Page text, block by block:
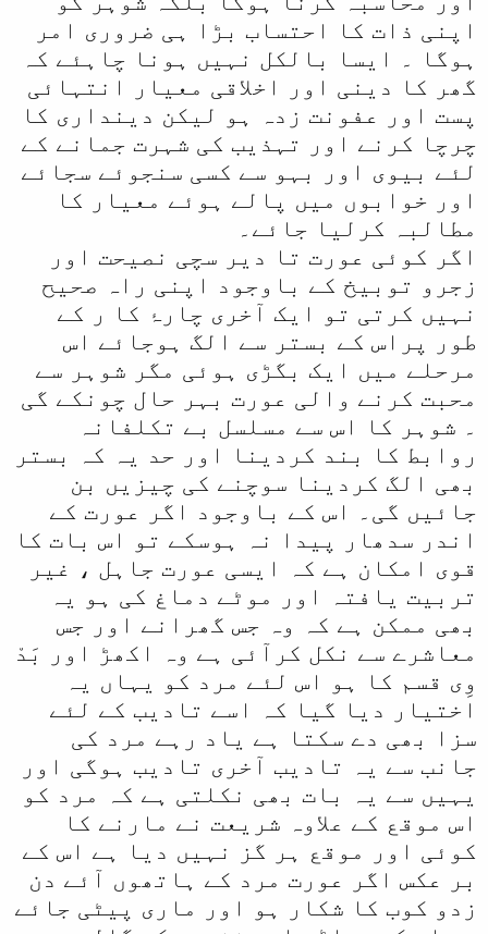
اپنی ذات کا احتساب بڑا ہی ضروری امر
ہوگا ۔ ایسا بالکل نہیں ہونا چاہئے کہ
گھر کا دینی اور اخلاقی معیار انتہائی
پست اور عفونت زدہ ہو لیکن دینداری کا
چرچا کرنے اور تہذیب کی شہرت جمانے کے
لئے بیوی اور بہو سے کسی سنجوئے سجائے
اور خوابوں میں پالے ہوئے معیار کا
مطالبہ کرلیا جائے۔
اگر کوئی عورت تا دیر سچی نصیحت اور
زجرو توبیخ کے باوجود اپنی راہ صحیح
نہیں کرتی تو ایک آخری چارۂ کا ر کے
طور پراس کے بستر سے الگ ہوجائے اس
مرحلے میں ایک بگڑی ہوئی مگر شوہر سے
محبت کرنے والی عورت بہر حال چونکے گی
۔ شوہر کا اس سے مسلسل بے تکلفانہ
روابط کا بند کردینا اور حد یہ کہ بستر
بھی الگ کردینا سوچنے کی چیزیں بن
جائیں گی۔ اس کے باوجود اگر عورت کے
اندر سدھار پیدا نہ ہوسکے تو اس بات کا
قوی امکان ہے کہ ایسی عورت جاہل ، غیر
تربیت یافتہ اور موٹے دماغ کی ہو یہ
بھی ممکن ہے کہ وہ جس گھرانے اور جس
معاشرے سے نکل کرآئی ہے وہ اکھڑ اور بَدْ
وِی قسم کا ہو اس لئے مرد کو یہاں یہ
اختیار دیا گیا کہ اسے تادیب کے لئے
سزا بھی دے سکتا ہے یاد رہے مرد کی
جانب سے یہ تادیب آخری تادیب ہوگی اور
یہیں سے یہ بات بھی نکلتی ہے کہ مرد کو
اس موقع کے علاوہ شریعت نے مارنے کا
کوئی اور موقع ہر گز نہیں دیا ہے اس کے
بر عکس اگر عورت مرد کے ہاتھوں آئے دن
زدو کوب کا شکار ہو اور ماری پیٹی جائے